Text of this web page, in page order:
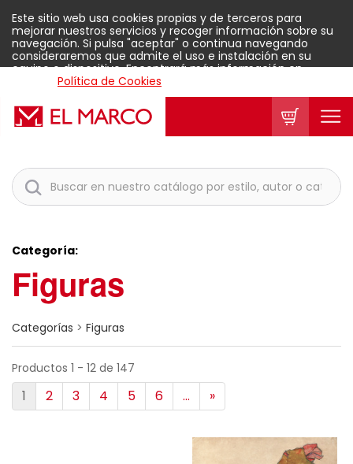
Este sitio web usa cookies propias y de terceros para
mejorar nuestros servicios y recoger información sobre su
navegación. Si pulsa "aceptar" o continua navegando
consideraremos que admite el uso e instalación en su
equipo o dispositivo. Encontrará más información en
Política de Cookies
Aceptar
Categoría:
Figuras
Categorías > Figuras
Productos 1 - 12 de 147
1 2 3 4 5 6 ... »